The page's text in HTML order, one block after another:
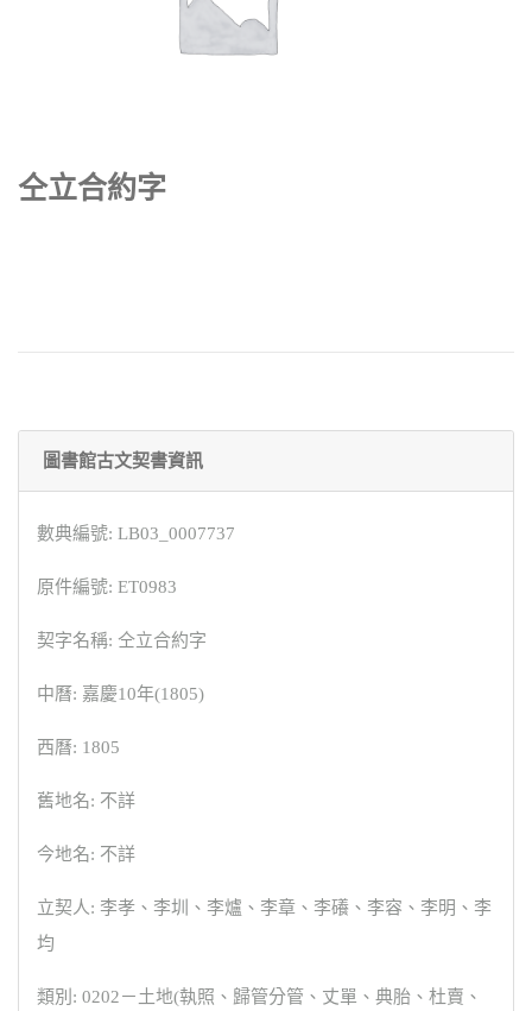
仝立合約字
圖書館古文契書資訊
數典編號: LB03_0007737
原件編號: ET0983
契字名稱: 仝立合約字
中曆: 嘉慶10年(1805)
西曆: 1805
舊地名: 不詳
今地名: 不詳
立契人: 李孝、李圳、李爐、李章、李礢、李容、李明、李
均
類別: 0202－土地(執照、歸管分管、丈單、典胎、杜賣、